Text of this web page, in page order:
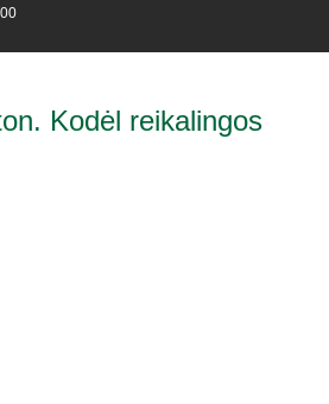
Kodėl reikalingos